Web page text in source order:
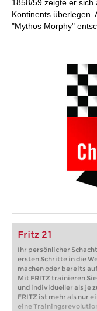
1858/59 zeigte er sich
Kontinents überlegen.
"Mythos Morphy"
Fritz 21
Ihr persönlicher
ersten Schritte in die
machen oder bereits
Mit FRITZ trainieren
und individueller als je
FRITZ ist mehr als nur
eine